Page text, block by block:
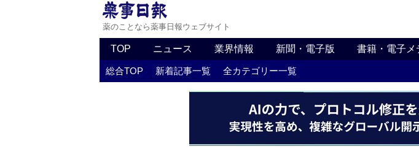
薬のことなら薬事日報ウェブサイト
TOP ニュース 業界情報 新聞・電子版 書籍・電子メ
総合TOP 新着記事一覧 全カテゴリー一覧